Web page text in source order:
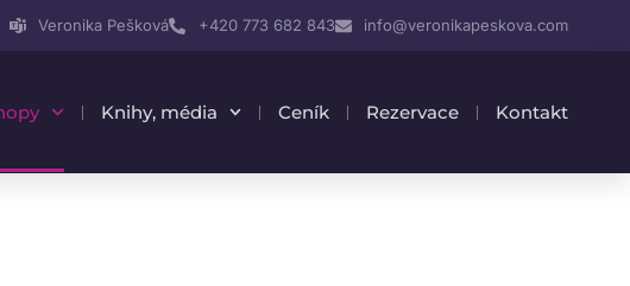
Veronika Pešková +420 773 682 843 info@veronikapeskova.com
Knihy, média Ceník Rezervace Kontakt